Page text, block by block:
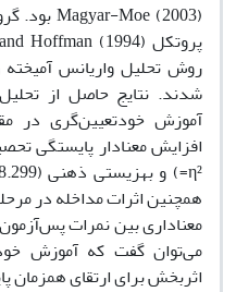
روش تحلیل واریانس آمیخته
شدند. نتایج حاصل از
آموزش خودتعیین‌گری در
همچنین اثرات مداخله در
معناداری بین نمرات
می‌توان گفت که آموزش
اثربخش برای ارتقای